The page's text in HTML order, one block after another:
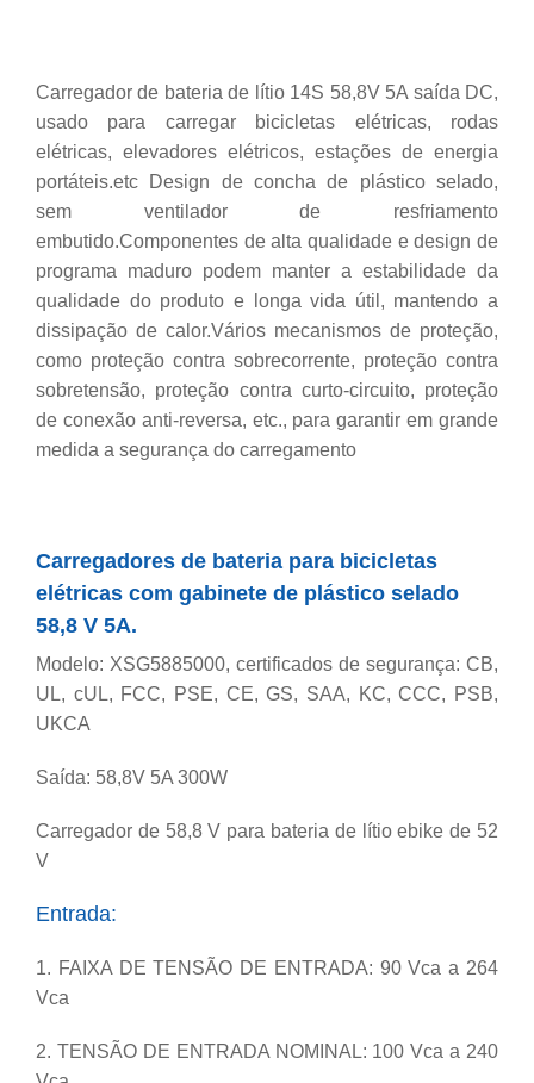
Carregador de bateria de lítio 14S 58,8V 5A saída DC,
usado para carregar bicicletas elétricas, rodas
elétricas, elevadores elétricos, estações de energia
portáteis.etc Design de concha de plástico selado,
sem ventilador de resfriamento
embutido.Componentes de alta qualidade e design de
programa maduro podem manter a estabilidade da
qualidade do produto e longa vida útil, mantendo a
dissipação de calor.Vários mecanismos de proteção,
como proteção contra sobrecorrente, proteção contra
sobretensão, proteção contra curto-circuito, proteção
de conexão anti-reversa, etc., para garantir em grande
medida a segurança do carregamento
Carregadores de bateria para bicicletas
elétricas com gabinete de plástico selado
58,8 V 5A.
Modelo: XSG5885000, certificados de segurança: CB,
UL, cUL, FCC, PSE, CE, GS, SAA, KC, CCC, PSB,
UKCA
Saída: 58,8V 5A 300W
Carregador de 58,8 V para bateria de lítio ebike de 52
V
Entrada:
1. FAIXA DE TENSÃO DE ENTRADA: 90 Vca a 264
Vca
2. TENSÃO DE ENTRADA NOMINAL: 100 Vca a 240